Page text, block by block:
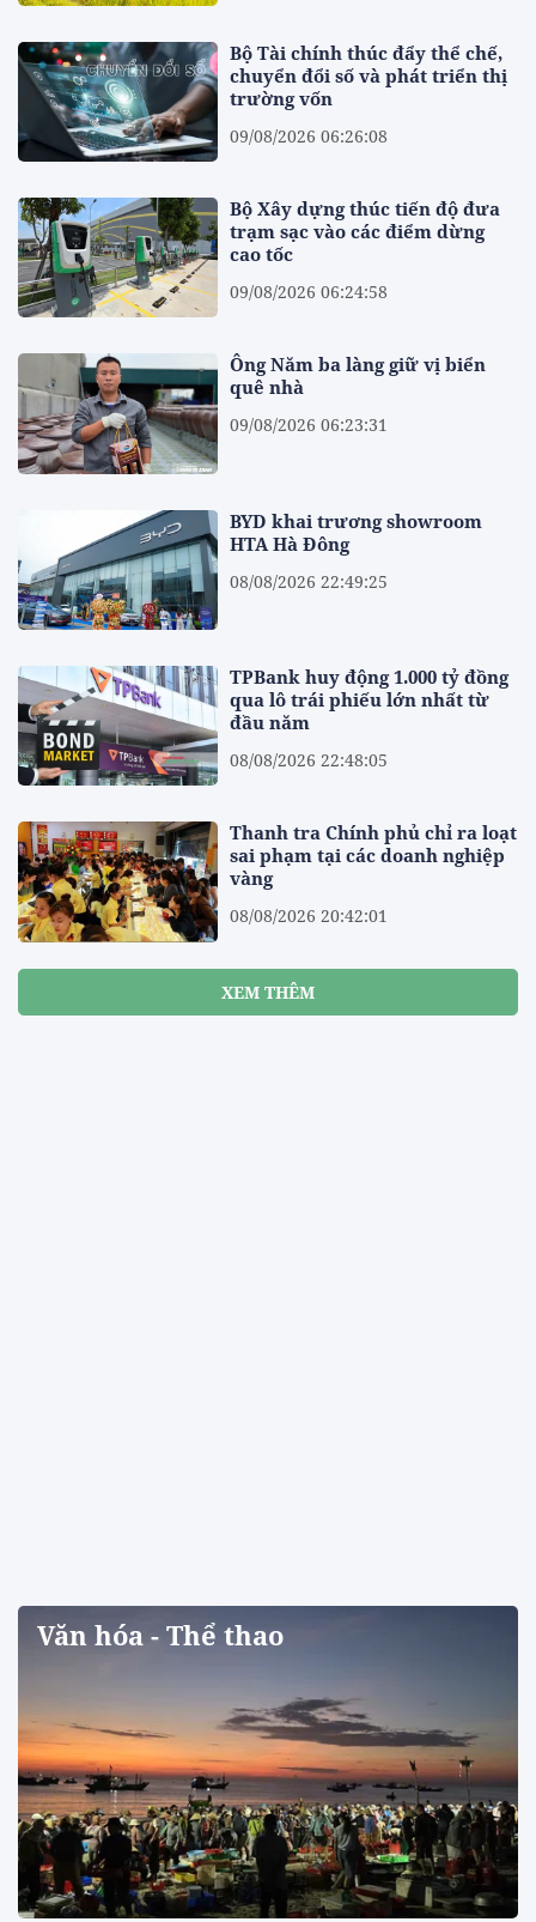
Bộ Tài chính thúc đẩy thể chế,
chuyển đổi số và phát triển thị
trường vốn
09/08/2026 06:26:08
Bộ Xây dựng thúc tiến độ đưa
trạm sạc vào các điểm dừng
cao tốc
09/08/2026 06:24:58
Ông Năm ba làng giữ vị biển
quê nhà
09/08/2026 06:23:31
BYD khai trương showroom
HTA Hà Đông
08/08/2026 22:49:25
TPBank huy động 1.000 tỷ đồng
qua lô trái phiếu lớn nhất từ
đầu năm
08/08/2026 22:48:05
Thanh tra Chính phủ chỉ ra loạt
sai phạm tại các doanh nghiệp
vàng
08/08/2026 20:42:01
XEM THÊM
Văn hóa - Thể thao